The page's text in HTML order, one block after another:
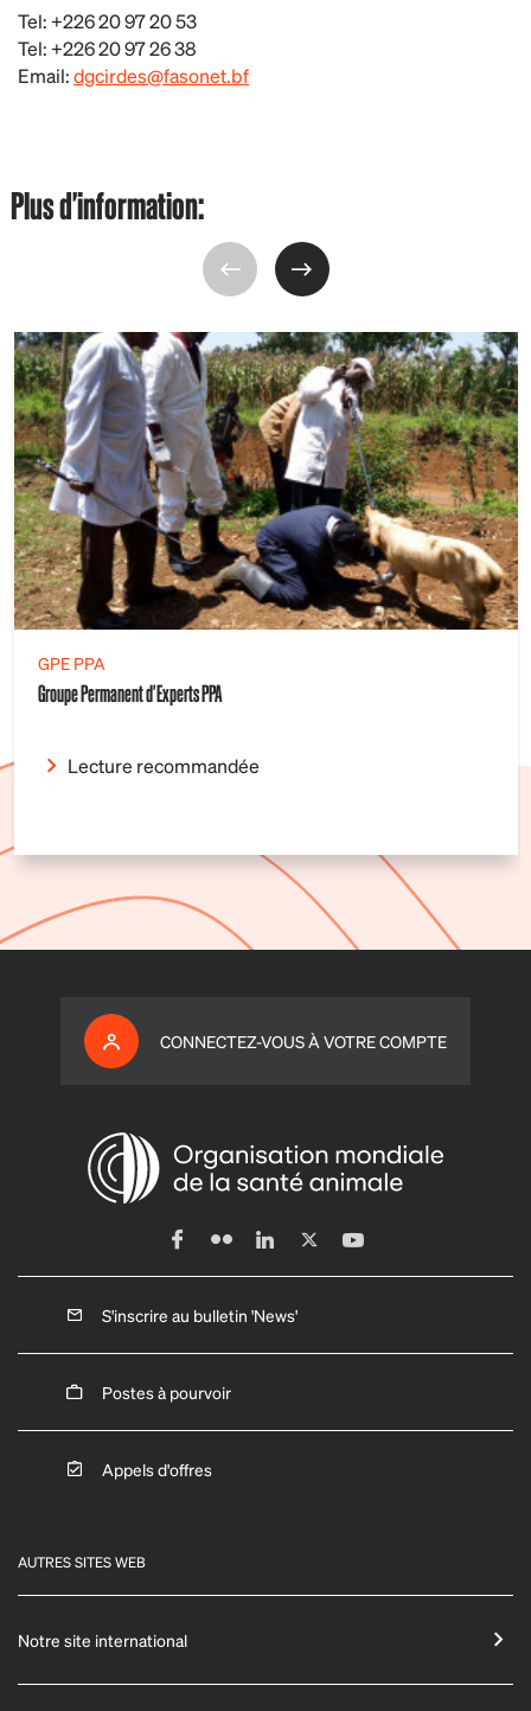
Tel: +226 20 97 20 53
Tel: +226 20 97 26 38
Email:dgcirdes@fasonet.bf
Plus d'information:
GPE PPA
Groupe Permanent d'Experts PPA
Lecture recommandée
CONNECTEZ-VOUS À VOTRE COMPTE
S'inscrire au bulletin 'News'
Postes à pourvoir
Appels d'offres
AUTRES SITES WEB
Notre site international